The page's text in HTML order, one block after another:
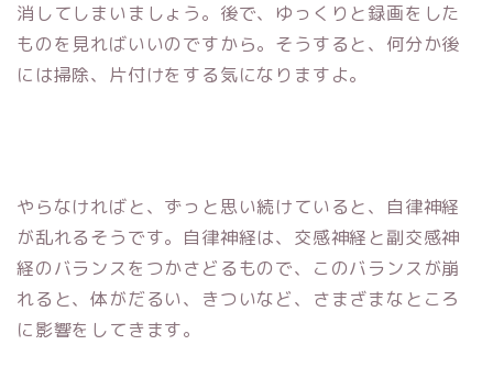
消してしまいましょう。後で、ゆっくりと録画をした
ものを見ればいいのですから。そうすると、何分か後
には掃除、片付けをする気になりますよ。
やらなければと、ずっと思い続けていると、自律神経
が乱れるそうです。自律神経は、交感神経と副交感神
経のバランスをつかさどるもので、このバランスが崩
れると、体がだるい、きついなど、さまざまなところ
に影響をしてきます。